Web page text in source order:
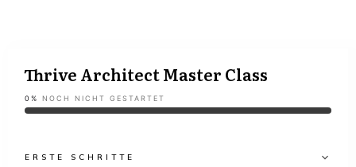
Thrive Architect Master Class
0% NOCH NICHT GESTARTET
ERSTE SCHRITTE